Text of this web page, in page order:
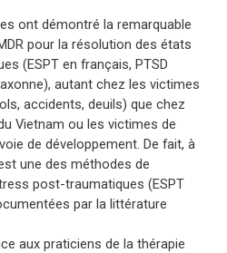
ont démontré la remarquable
pour la résolution des états
(ESPT en français, PTSD
autant chez les victimes
accidents, deuils) que chez
Vietnam ou les victimes de
de développement. De fait, à
une des méthodes de
post-traumatiques (ESPT
par la littérature
aux praticiens de la thérapie